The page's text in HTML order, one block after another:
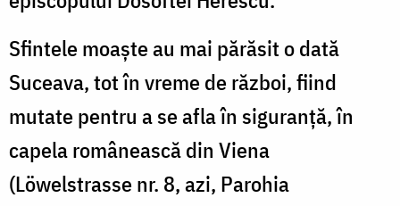
Sfintele moaște au mai părăsit o dată
Suceava, tot în vreme de război, fiind
mutate pentru a se afla în siguranță, în
capela românească din Viena
(Löwelstrasse nr. 8, azi, Parohia